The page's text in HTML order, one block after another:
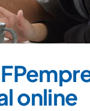
online